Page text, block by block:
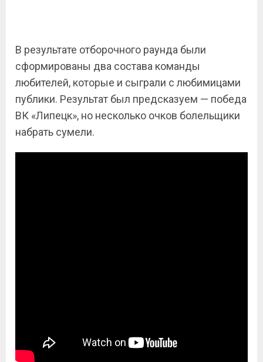
В результате отборочного раунда были
сформированы два состава команды
любителей, которые и сыграли с любимицами
публики. Результат был предсказуем — победа
ВК «Липецк», но несколько очков болельщики
набрать сумели.